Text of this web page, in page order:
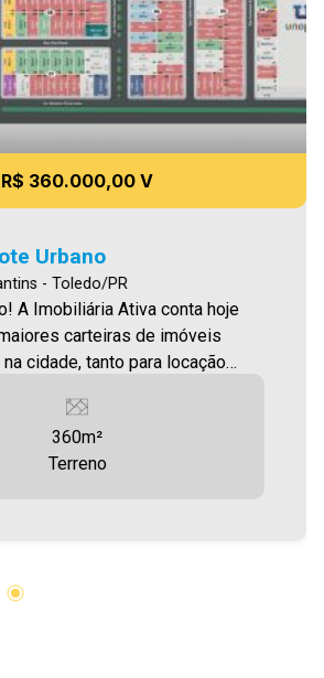
R$ 360.000,00 V
Urbano
- Toledo/PR
hoje
carteiras de imóveis
cidade, tanto para locação
novo lar É AGORA! Imobiliária
360m²
Terreno